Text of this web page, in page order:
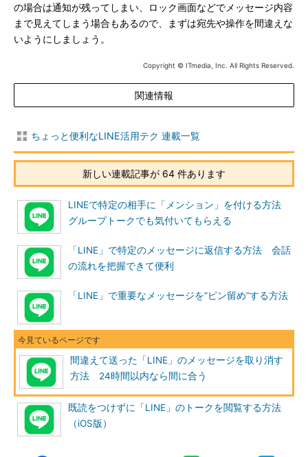
の場合は通知が残ってしまい、ロック画面などでメッセージ内容
まで見えてしまう場合もあるので、まずは宛先や操作を間違えな
いようにしましょう。
Copyright © ITmedia, Inc. All Rights Reserved.
関連情報
ちょっと便利なLINE活用テク 連載一覧
新しい連載記事が 64 件あります
LINEで特定の相手に「メンション」を付ける方法
グループトークでも気付いてもらえる
「LINE」で特定のメッセージに返信する方法 会話
の流れを把握できて便利
「LINE」で重要なメッセージを“ピン留め”する方法
間違えて送った「LINE」のメッセージを取り消す
方法 24時間以内なら間に合う
既読をつけずに「LINE」のトークを閲覧する方法
（iOS版）